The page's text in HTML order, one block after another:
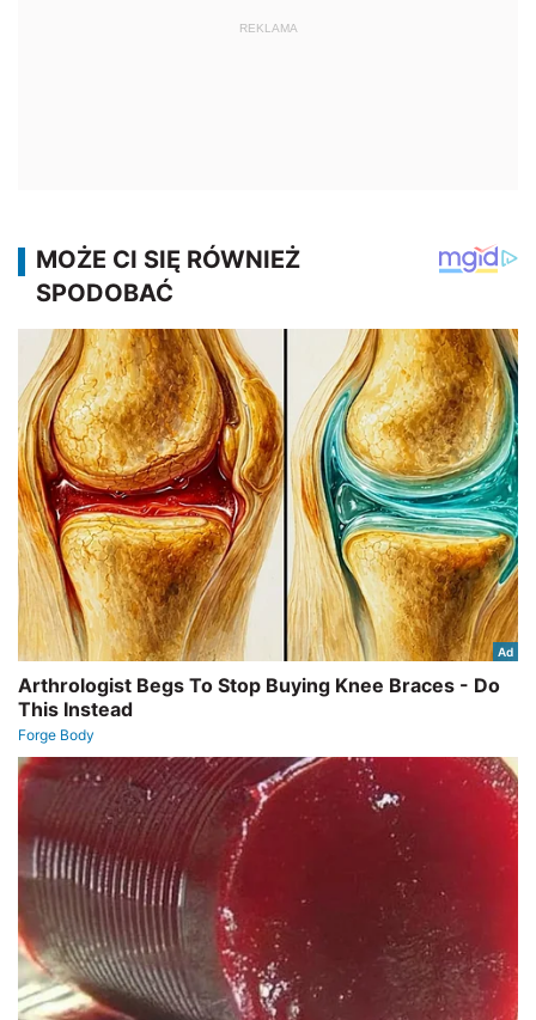
REKLAMA